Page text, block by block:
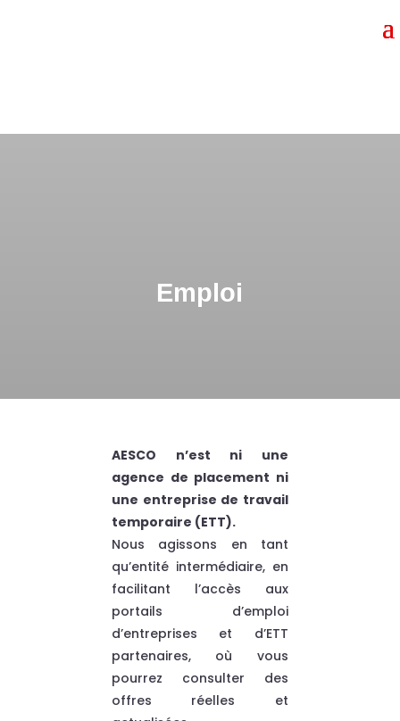
Emploi
AESCO n’est ni une
agence de placement ni
une entreprise de travail
temporaire (ETT).
Nous agissons en tant
qu’entité intermédiaire, en
facilitant l’accès aux
portails d’emploi
d’entreprises et d’ETT
partenaires, où vous
pourrez consulter des
offres réelles et